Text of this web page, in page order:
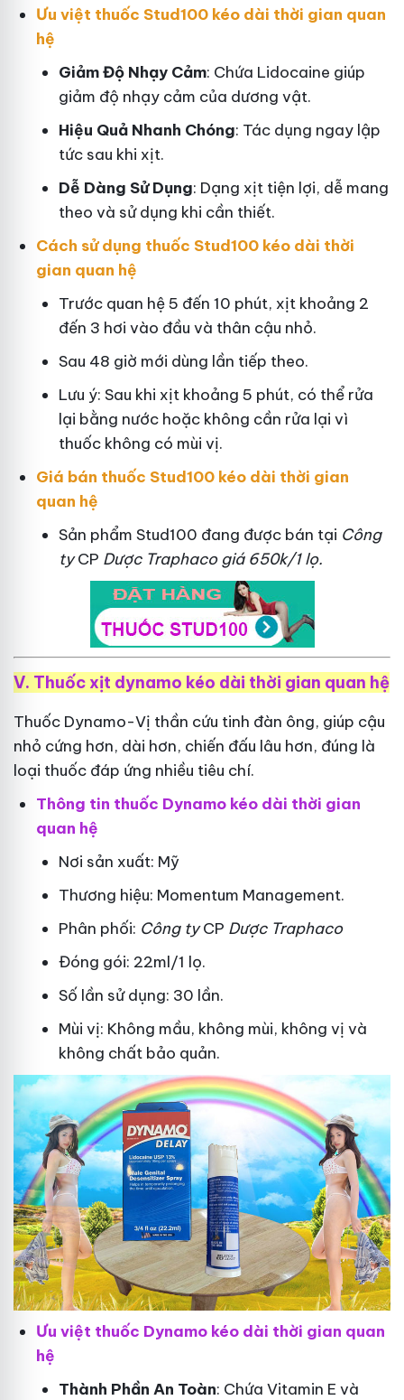
Ưu việt thuốc Stud100 kéo dài thời gian quan
hệ
Giảm Độ Nhạy Cảm: Chứa Lidocaine giúp
giảm độ nhạy cảm của dương vật.
Hiệu Quả Nhanh Chóng: Tác dụng ngay lập
tức sau khi xịt.
Dễ Dàng Sử Dụng: Dạng xịt tiện lợi, dễ mang
theo và sử dụng khi cần thiết.
Cách sử dụng thuốc Stud100 kéo dài thời
gian quan hệ
Trước quan hệ 5 đến 10 phút, xịt khoảng 2
đến 3 hơi vào đầu và thân cậu nhỏ.
Sau 48 giờ mới dùng lần tiếp theo.
Lưu ý: Sau khi xịt khoảng 5 phút, có thể rửa
lại bằng nước hoặc không cần rửa lại vì
thuốc không có mùi vị.
Giá bán thuốc Stud100 kéo dài thời gian
quan hệ
Sản phẩm Stud100 đang được bán tại Công
tyCP Dược Traphacogiá 650k/1 lọ.
V. Thuốc xịt dynamo kéo dài thời gian quan hệ
Thuốc Dynamo-Vị thần cứu tinh đàn ông, giúp cậu
nhỏ cứng hơn, dài hơn, chiến đấu lâu hơn, đúng là
loại thuốc đáp ứng nhiều tiêu chí.
Thông tin thuốc Dynamo kéo dài thời gian
quan hệ
Nơi sản xuất: Mỹ
Thương hiệu: Momentum Management.
Phân phối: Công tyCP Dược Traphaco
Đóng gói: 22ml/1 lọ.
Số lần sử dụng: 30 lần.
Mùi vị: Không mầu, không mùi, không vị và
không chất bảo quản.
Ưu việt thuốc Dynamo kéo dài thời gian quan
hệ
Thành Phần An Toàn: Chứa Vitamin E và